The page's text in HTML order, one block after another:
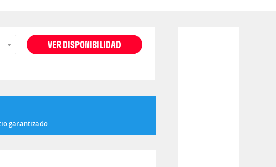
VER DISPONIBILIDAD
garantizado